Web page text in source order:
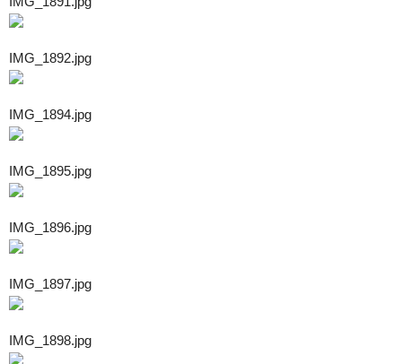
IMG_1892.jpg
IMG_1894.jpg
IMG_1895.jpg
IMG_1896.jpg
IMG_1897.jpg
IMG_1898.jpg